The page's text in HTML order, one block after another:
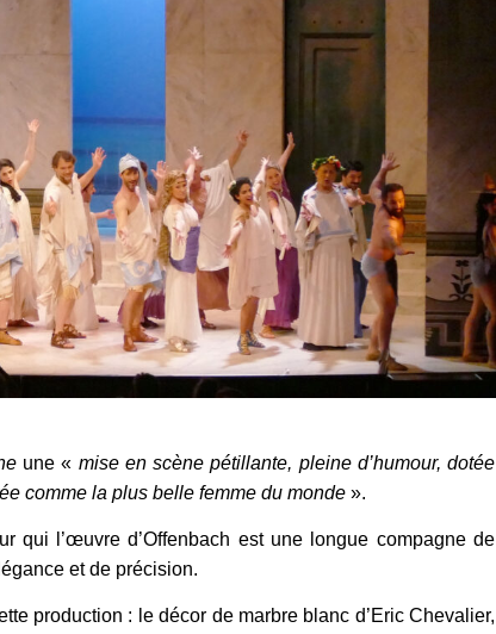
une « mise en scène pétillante, pleine d’humour, dotée
comme la plus belle femme du monde ».
qui l’œuvre d’Offenbach est une longue compagne de
et de précision.
production : le décor de marbre blanc d’Eric Chevalier,